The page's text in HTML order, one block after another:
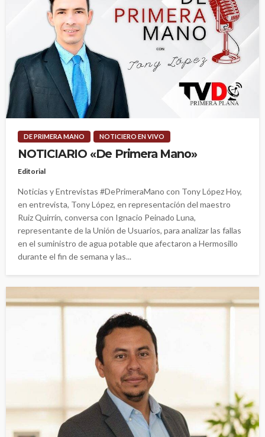
DE PRIMERA MANO NOTICIERO EN VIVO
NOTICIARIO «De Primera Mano»
Editorial
Noticias y Entrevistas #DePrimeraMano con Tony López Hoy,
en entrevista, Tony López, en representación del maestro
Ruiz Quirrín, conversa con Ignacio Peinado Luna,
representante de la Unión de Usuarios, para analizar las fallas
en el suministro de agua potable que afectaron a Hermosillo
durante el fin de semana y las...